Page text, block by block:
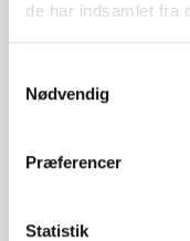
de har indsamlet fra
Nødvendig
Præferencer
Statistik